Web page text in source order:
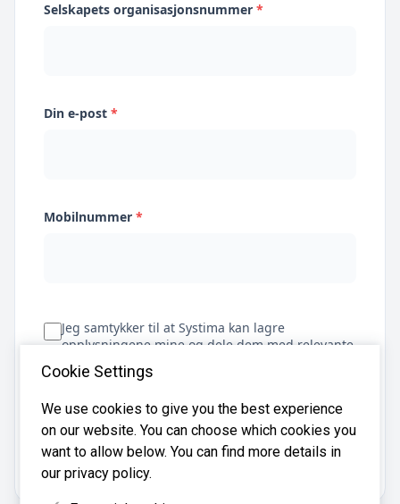
Selskapets organisasjonsnummer *
Din e-post *
Mobilnummer *
Jeg samtykker til at Systima kan lagre
opplysningene mine og dele dem med relevante
regnskapsbyråer for å hjelpe meg å finne
regnskapsfører
Få tilbud
Cookie Settings
We use cookies to give you the best experience
on our website. You can choose which cookies you
want to allow below. You can find more details in
our privacy policy.